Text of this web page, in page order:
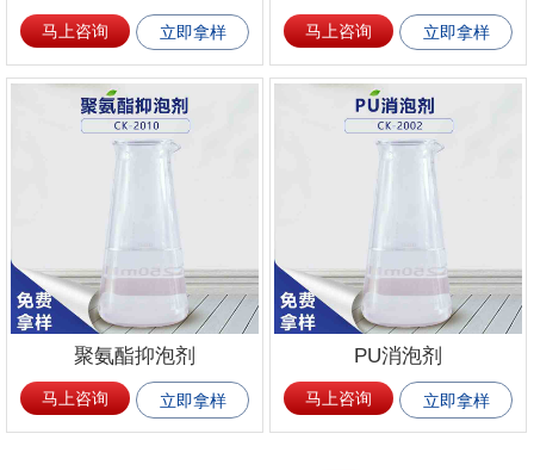
马上咨询 立即拿样 马上咨询 立即拿样
聚氨酯抑泡剂
马上咨询 立即拿样
PU消泡剂
马上咨询 立即拿样